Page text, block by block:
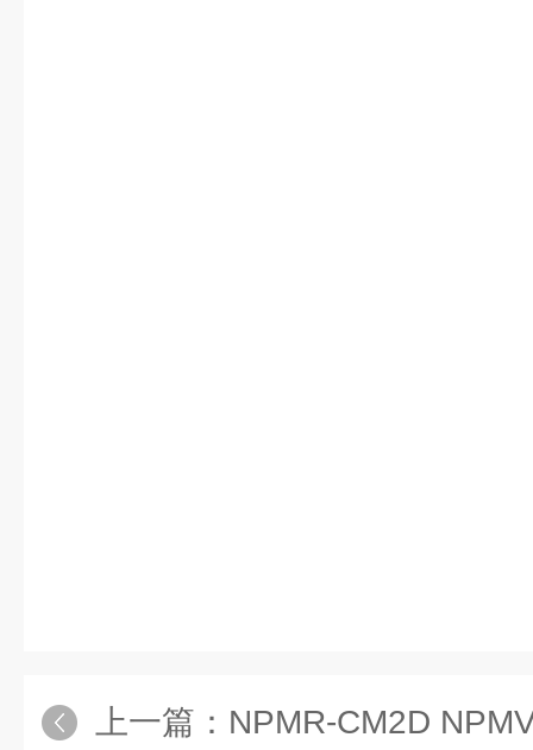
上一篇： NPMR-CM2D NPMV-